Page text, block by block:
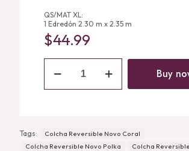
QS/MAT XL:
1 Edredón 2.30 m x 2.35 m
$44.99
Colcha
Roma
Buy
Tags:
Colcha Reversible Novo Coral
Colcha Reversible Novo Polka
Colcha